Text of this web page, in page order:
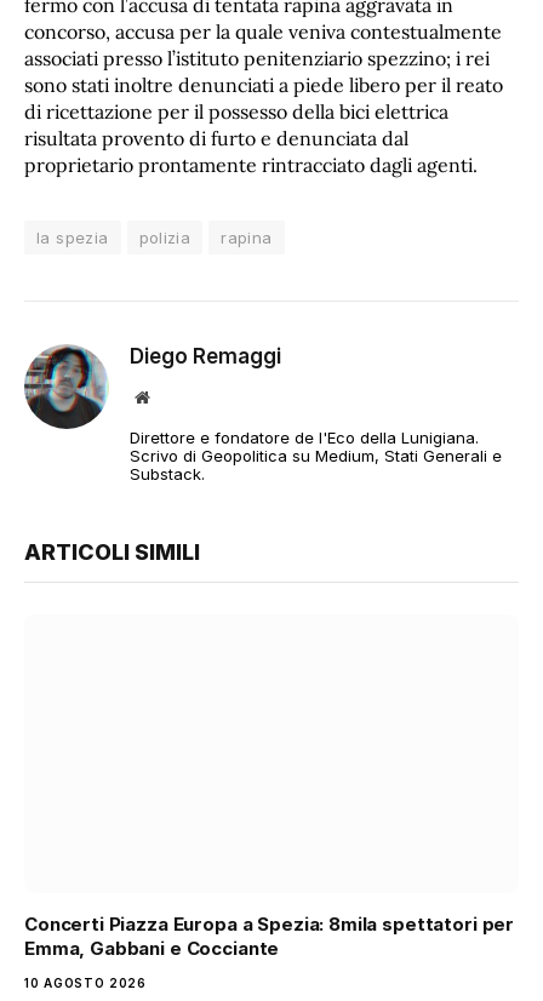
fermo con l’accusa di tentata rapina aggravata in
concorso, accusa per la quale veniva contestualmente
associati presso l’istituto penitenziario spezzino; i rei
sono stati inoltre denunciati a piede libero per il reato
di ricettazione per il possesso della bici elettrica
risultata provento di furto e denunciata dal
proprietario prontamente rintracciato dagli agenti.
la spezia polizia rapina
Diego Remaggi
Sito
Direttore e fondatore de l'Eco della Lunigiana.
Scrivo di Geopolitica su Medium, Stati Generali e
Substack.
ARTICOLI SIMILI
Concerti Piazza Europa a Spezia: 8mila spettatori per
Emma, Gabbani e Cocciante
10 AGOSTO 2026